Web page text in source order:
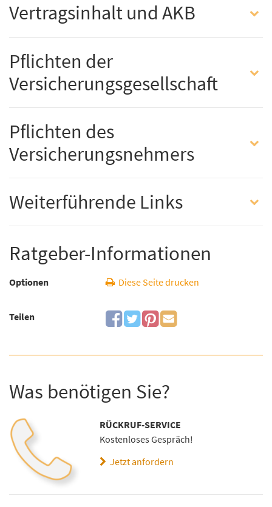
Vertragsinhalt und AKB
Pflichten der
Versicherungsgesellschaft
Pflichten des
Versicherungsnehmers
Weiterführende Links
Ratgeber-Informationen
Optionen Diese Seite drucken
Teilen
Was benötigen Sie?
RÜCKRUF-SERVICE
Kostenloses Gespräch!
Jetzt anfordern